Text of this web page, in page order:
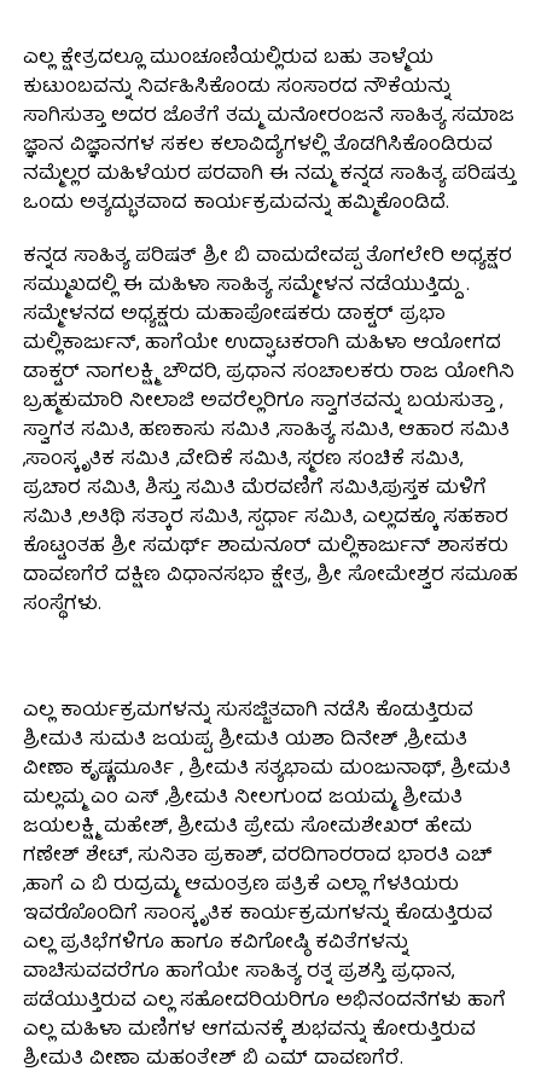
ಎಲ್ಲ ಕ್ಷೇತ್ರದಲ್ಲೂ ಮುಂಚೂಣಿಯಲ್ಲಿರುವ ಬಹು ತಾಳ್ಮೆಯ
ಕುಟುಂಬವನ್ನು ನಿರ್ವಹಿಸಿಕೊಂಡು ಸಂಸಾರದ ನೌಕೆಯನ್ನು
ಸಾಗಿಸುತ್ತಾ ಅದರ ಜೊತೆಗೆ ತಮ್ಮ ಮನೋರಂಜನೆ ಸಾಹಿತ್ಯ ಸಮಾಜ
ಜ್ಞಾನ ವಿಜ್ಞಾನಗಳ ಸಕಲ ಕಲಾವಿದ್ಯೆಗಳಲ್ಲಿ ತೊಡಗಿಸಿಕೊಂಡಿರುವ
ನಮ್ಮೆಲ್ಲರ ಮಹಿಳೆಯರ ಪರವಾಗಿ ಈ ನಮ್ಮ ಕನ್ನಡ ಸಾಹಿತ್ಯ ಪರಿಷತ್ತು
ಒಂದು ಅತ್ಯದ್ಭುತವಾದ ಕಾರ್ಯಕ್ರಮವನ್ನು ಹಮ್ಮಿಕೊಂಡಿದೆ.
ಕನ್ನಡ ಸಾಹಿತ್ಯ ಪರಿಷತ್ ಶ್ರೀ ಬಿ ವಾಮದೇವಪ್ಪ ತೊಗಲೇರಿ ಅಧ್ಯಕ್ಷರ
ಸಮ್ಮುಖದಲ್ಲಿ ಈ ಮಹಿಳಾ ಸಾಹಿತ್ಯ ಸಮ್ಮೇಳನ ನಡೆಯುತ್ತಿದ್ದು .
ಸಮ್ಮೇಳನದ ಅಧ್ಯಕ್ಷರು ಮಹಾಪೋಷಕರು ಡಾಕ್ಟರ್ ಪ್ರಭಾ
ಮಲ್ಲಿಕಾರ್ಜುನ್, ಹಾಗೆಯೇ ಉದ್ಘಾಟಕರಾಗಿ ಮಹಿಳಾ ಆಯೋಗದ
ಡಾಕ್ಟರ್ ನಾಗಲಕ್ಷ್ಮಿ ಚೌದರಿ, ಪ್ರಧಾನ ಸಂಚಾಲಕರು ರಾಜ ಯೋಗಿನಿ
ಬ್ರಹ್ಮಕುಮಾರಿ ನೀಲಾಜಿ ಅವರೆಲ್ಲರಿಗೂ ಸ್ವಾಗತವನ್ನು ಬಯಸುತ್ತಾ ,
ಸ್ವಾಗತ ಸಮಿತಿ, ಹಣಕಾಸು ಸಮಿತಿ ,ಸಾಹಿತ್ಯ ಸಮಿತಿ, ಆಹಾರ ಸಮಿತಿ
,ಸಾಂಸ್ಕೃತಿಕ ಸಮಿತಿ ,ವೇದಿಕೆ ಸಮಿತಿ, ಸ್ಮರಣ ಸಂಚಿಕೆ ಸಮಿತಿ,
ಪ್ರಚಾರ ಸಮಿತಿ, ಶಿಸ್ತು ಸಮಿತಿ ಮೆರವಣಿಗೆ ಸಮಿತಿ,ಪುಸ್ತಕ ಮಳಿಗೆ
ಸಮಿತಿ ,ಅತಿಥಿ ಸತ್ಕಾರ ಸಮಿತಿ, ಸ್ಪರ್ಧಾ ಸಮಿತಿ, ಎಲ್ಲದಕ್ಕೂ ಸಹಕಾರ
ಕೊಟ್ಟಂತಹ ಶ್ರೀ ಸಮರ್ಥ್ ಶಾಮನೂರ್ ಮಲ್ಲಿಕಾರ್ಜುನ್ ಶಾಸಕರು
ದಾವಣಗೆರೆ ದಕ್ಷಿಣ ವಿಧಾನಸಭಾ ಕ್ಷೇತ್ರ, ಶ್ರೀ ಸೋಮೇಶ್ವರ ಸಮೂಹ
ಸಂಸ್ಥೆಗಳು.
ಎಲ್ಲ ಕಾರ್ಯಕ್ರಮಗಳನ್ನು ಸುಸಜ್ಜಿತವಾಗಿ ನಡೆಸಿ ಕೊಡುತ್ತಿರುವ
ಶ್ರೀಮತಿ ಸುಮತಿ ಜಯಪ್ಪ, ಶ್ರೀಮತಿ ಯಶಾ ದಿನೇಶ್ ,ಶ್ರೀಮತಿ
ವೀಣಾ ಕೃಷ್ಣಮೂರ್ತಿ , ಶ್ರೀಮತಿ ಸತ್ಯಭಾಮ ಮಂಜುನಾಥ್, ಶ್ರೀಮತಿ
ಮಲ್ಲಮ್ಮ ಎಂ ಎಸ್ ,ಶ್ರೀಮತಿ ನೀಲಗುಂದ ಜಯಮ್ಮ, ಶ್ರೀಮತಿ
ಜಯಲಕ್ಷ್ಮಿ ಮಹೇಶ್, ಶ್ರೀಮತಿ ಪ್ರೇಮ ಸೋಮಶೇಖರ್ ಹೇಮ
ಗಣೇಶ್ ಶೇಟ್, ಸುನಿತಾ ಪ್ರಕಾಶ್, ವರದಿಗಾರರಾದ ಭಾರತಿ ಎಚ್
,ಹಾಗೆ ಎ ಬಿ ರುದ್ರಮ್ಮ, ಆಮಂತ್ರಣ ಪತ್ರಿಕೆ ಎಲ್ಲಾ ಗೆಳತಿಯರು
ಇವರೊೊಂದಿಗೆ ಸಾಂಸ್ಕೃತಿಕ ಕಾರ್ಯಕ್ರಮಗಳನ್ನು ಕೊಡುತ್ತಿರುವ
ಎಲ್ಲ ಪ್ರತಿಭೆಗಳಿಗೂ ಹಾಗೂ ಕವಿಗೋಷ್ಠಿ ಕವಿತೆಗಳನ್ನು
ವಾಚಿಸುವವರೆಗೂ ಹಾಗೆಯೇ ಸಾಹಿತ್ಯ ರತ್ನ ಪ್ರಶಸ್ತಿ ಪ್ರಧಾನ,
ಪಡೆಯುತ್ತಿರುವ ಎಲ್ಲ ಸಹೋದರಿಯರಿಗೂ ಅಭಿನಂದನೆಗಳು ಹಾಗೆ
ಎಲ್ಲ ಮಹಿಳಾ ಮಣಿಗಳ ಆಗಮನಕ್ಕೆ ಶುಭವನ್ನು ಕೋರುತ್ತಿರುವ
ಶ್ರೀಮತಿ ವೀಣಾ ಮಹಂತೇಶ್ ಬಿ ಎಮ್ ದಾವಣಗೆರೆ.